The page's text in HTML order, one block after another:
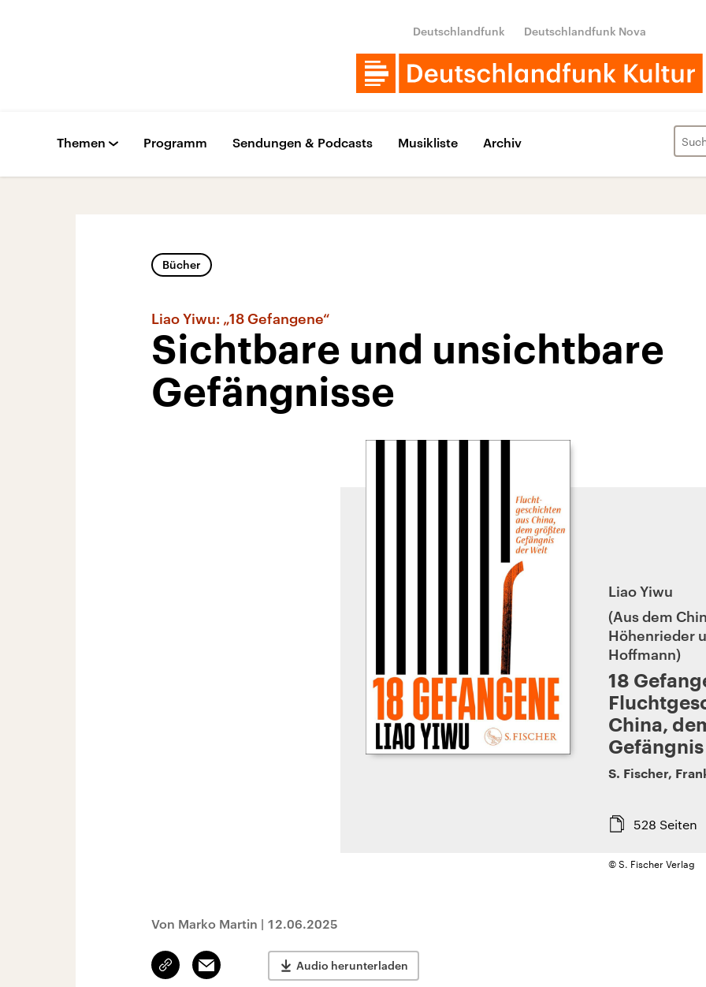
Deutschlandfunk Deutschlandfunk Nova
Themen Programm Sendungen & Podcasts Musikliste Archiv
Bücher
Liao Yiwu: „18 Gefangene“
Sichtbare und unsichtbare
Gefängnisse
© S. Fischer Verlag
Liao Yiwu
Aus dem
Höhenrieder
Hoffmann
18
China,
S. Fischer,
528 Seiten
Von Marko Martin | 12.06.2025
Link
kopieren/teilen
Email Audio herunterladen